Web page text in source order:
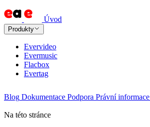
Úvod
Produkty
Evervideo
Evermusic
Flacbox
Evertag
Blog Dokumentace Podpora Právní informace
Na této stránce